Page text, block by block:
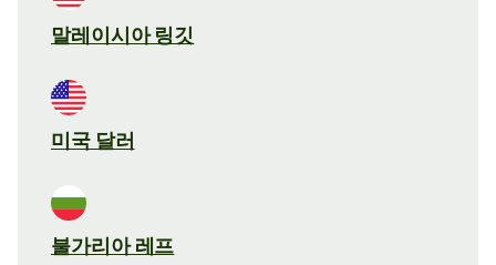
말레이시아 링깃
미국 달러
불가리아 레프